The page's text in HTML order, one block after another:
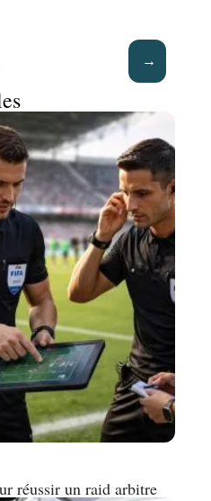
réussir un raid arbitre